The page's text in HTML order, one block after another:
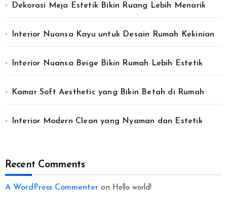
Dekorasi Meja Estetik Bikin Ruang Lebih Menarik
Interior Nuansa Kayu untuk Desain Rumah Kekinian
Interior Nuansa Beige Bikin Rumah Lebih Estetik
Kamar Soft Aesthetic yang Bikin Betah di Rumah
Interior Modern Clean yang Nyaman dan Estetik
Recent Comments
A WordPress Commenter on Hello world!